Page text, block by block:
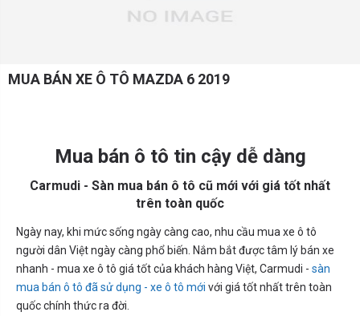
MUA BÁN XE Ô TÔ MAZDA 6 2019
Mua bán ô tô tin cậy dễ dàng
Carmudi - Sàn mua bán ô tô cũ mới với giá tốt nhất
trên toàn quốc
Ngày nay, khi mức sống ngày càng cao, nhu cầu mua xe ô tô
người dân Việt ngày càng phổ biến. Nắm bắt được tâm lý bán xe
nhanh - mua xe ô tô giá tốt của khách hàng Việt, Carmudi - sàn
mua bán ô tô đã sử dụng - xe ô tô mới với giá tốt nhất trên toàn
quốc chính thức ra đời.